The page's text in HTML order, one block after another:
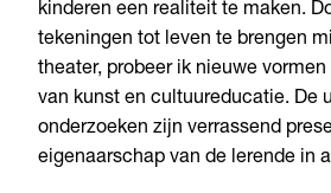
kinderen een realiteit te maken.
tekeningen tot leven te brengen
theater, probeer ik nieuwe
van kunst en cultuureducatie. De
onderzoeken zijn verrassend
eigenaarschap van de lerende in